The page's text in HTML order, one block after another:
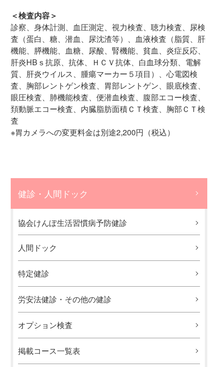
＜検査内容＞
診察、身体計測、血圧測定、視力検査、聴力検査、尿検
査（蛋白、糖、潜血、尿沈渣等）、血液検査（脂質、肝
機能、膵機能、血糖、尿酸、腎機能、貧血、炎症反応、
肝炎HBｓ抗原、抗体、ＨＣＶ抗体、白血球分類、電解
質、肝炎ウイルス、腫瘍マーカー５項目）、心電図検
査、胸部レントゲン検査、胃部レントゲン、眼底検査、
眼圧検査、肺機能検査、便潜血検査、腹部エコー検査、
頚動脈エコー検査、内臓脂肪面積ＣＴ検査、胸部ＣＴ検
査
※胃カメラへの変更料金は別途2,200円（税込）
健診・人間ドック
協会けんぽ生活習慣病予防健診
人間ドック
特定健診
労安法健診・その他の健診
オプション検査
掲載コース一覧表